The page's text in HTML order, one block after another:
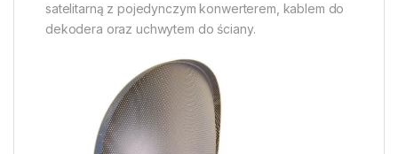
satelitarną z pojedynczym konwerterem, kablem do
dekodera oraz uchwytem do ściany.